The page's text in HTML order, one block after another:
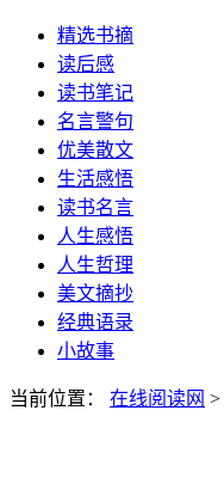
精选书摘
读后感
读书笔记
名言警句
优美散文
生活感悟
读书名言
人生感悟
人生哲理
美文摘抄
经典语录
小故事
当前位置： 在线阅读网 >